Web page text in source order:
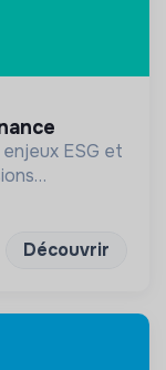
ESG et
Découvrir